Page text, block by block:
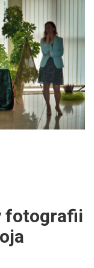
fotografii